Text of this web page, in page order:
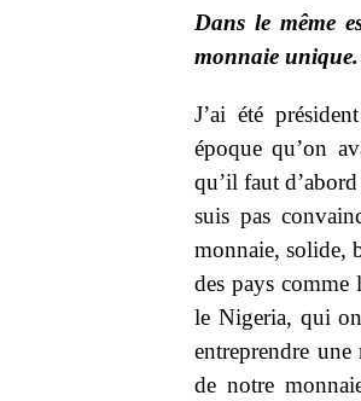
Dans le même
monnaie unique.
J’ai été
époque qu’on
qu’il faut
suis pas
monnaie, solide,
des pays comme
le Nigeria, qui
entreprendre
de notre